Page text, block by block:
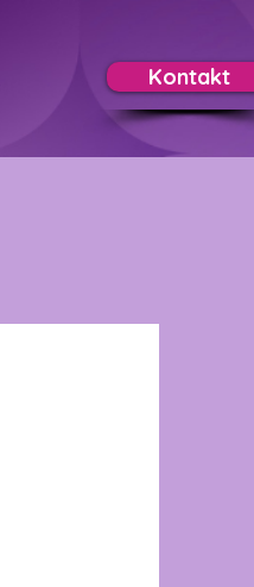
Kontakt